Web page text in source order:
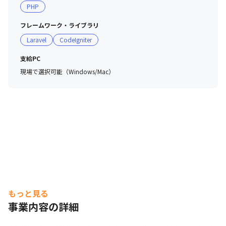
PHP
フレームワーク・ライブラリ
Laravel
CodeIgniter
支給PC
現場で選択可能（Windows/Mac）
もっと見る
事業内容の詳細